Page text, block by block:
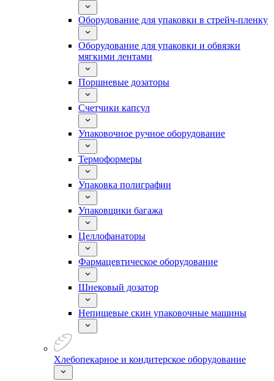
Оборудование для упаковки в стрейч-пленку
Оборудование для упаковки и обвязки
мягкими лентами
Поршневые дозаторы
Счетчики капсул
Упаковочное ручное оборудование
Термоформеры
Упаковка полиграфии
Упаковщики багажа
Целлофанаторы
Фармацевтическое оборудование
Шнековый дозатор
Непищевые скин упаковочные машины
Хлебопекарное и кондитерское оборудование